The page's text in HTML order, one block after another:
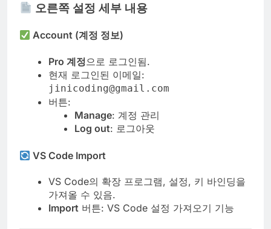
오른쪽 설정 세부 내용
Account (계정 정보)
Pro 계정으로 로그인됨.
현재 로그인된 이메일:
jinicoding@gmail.com
버튼:
Manage: 계정 관리
Log out: 로그아웃
VS Code Import
VS Code의 확장 프로그램, 설정, 키 바인딩을
가져올 수 있음.
Import 버튼: VS Code 설정 가져오기 기능